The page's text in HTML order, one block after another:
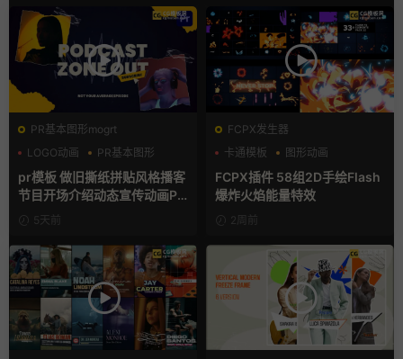
PR基本图形mogrt
LOGO动画
PR基本图形
复古风
pr模板 做旧撕纸拼贴风格播客
节目开场介绍动态宣传动画PR
模版5天前
FCPX发生器
卡通模板
图形动画
手绘风
FCPX插件 58组2D手绘Flash
爆炸火焰能量特效
2周前